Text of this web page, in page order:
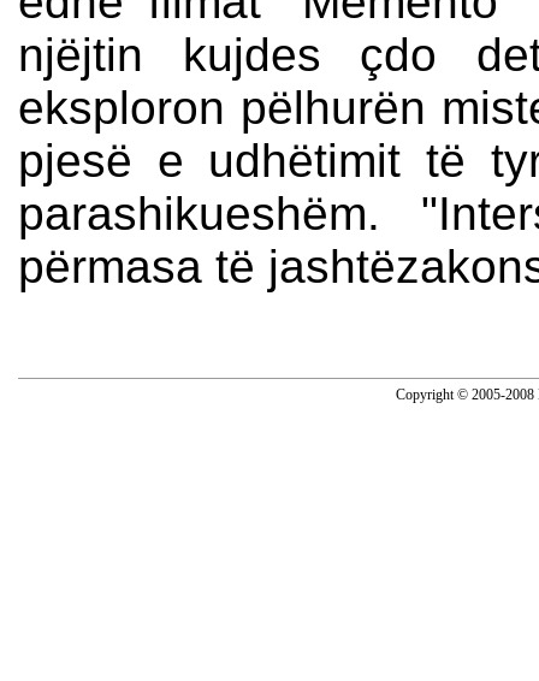
njëjtin kujdes çdo
eksploron pëlhurën
pjesë e udhëtimit të
parashikueshëm.
përmasa të
Copyright © 2005-